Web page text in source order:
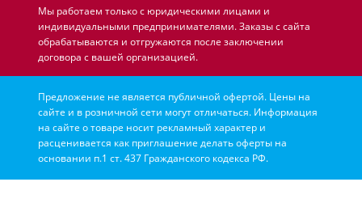
Мы работаем только с юридическими лицами и
индивидуальными предпринимателями. Заказы с сайта
обрабатываются и отгружаются после заключении
договора с вашей организацией.
Предложение не является публичной офертой. Цены на
сайте и в розничной сети могут отличаться. Информация
на сайте о товаре носит рекламный характер и
расценивается как приглашение делать оферты на
основании п.1 ст. 437 Гражданского кодекса РФ.